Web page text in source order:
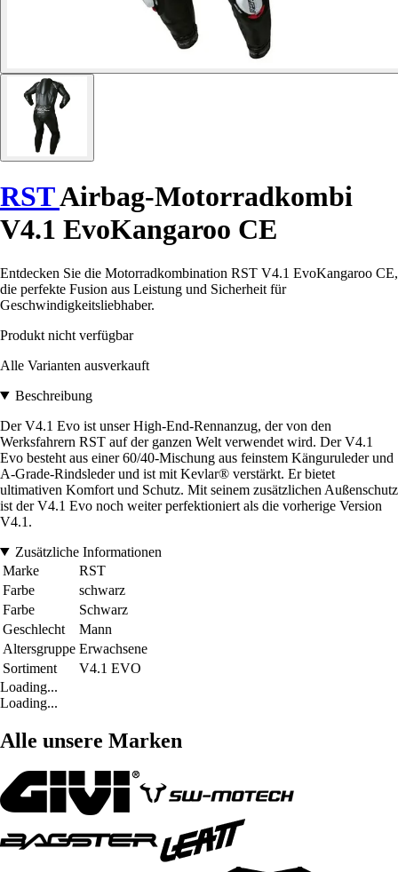
RSTAirbag-Motorradkombi
V4.1 EvoKangaroo CE
Entdecken Sie die Motorradkombination RST V4.1 EvoKangaroo CE,
die perfekte Fusion aus Leistung und Sicherheit für
Geschwindigkeitsliebhaber.
Produkt nicht verfügbar
Alle Varianten ausverkauft
Beschreibung
Der V4.1 Evo ist unser High-End-Rennanzug, der von den
Werksfahrern RST auf der ganzen Welt verwendet wird. Der V4.1
Evo besteht aus einer 60/40-Mischung aus feinstem Känguruleder und
A-Grade-Rindsleder und ist mit Kevlar® verstärkt. Er bietet
ultimativen Komfort und Schutz. Mit seinem zusätzlichen Außenschutz
ist der V4.1 Evo noch weiter perfektioniert als die vorherige Version
V4.1.
Zusätzliche Informationen
Marke
RST
Farbe
schwarz
Farbe
Schwarz
Geschlecht
Mann
Altersgruppe Erwachsene
Sortiment
V4.1 EVO
Loading...
Loading...
Alle unsere Marken